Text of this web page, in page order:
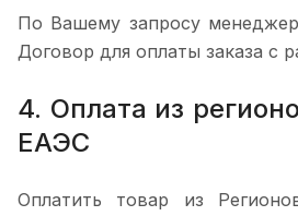
По Вашему запросу
Договор для оплаты заказа с
4. Оплата из
ЕАЭС
Оплатить товар из